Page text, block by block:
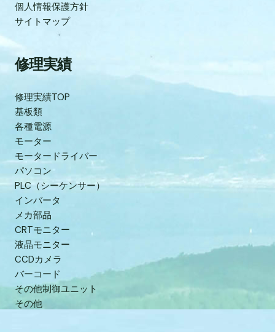
個人情報保護方針
サイトマップ
修理実績
修理実績TOP
基板類
各種電源
モーター
モータードライバー
パソコン
PLC（シーケンサー）
インバータ
メカ部品
CRTモニター
液晶モニター
CCDカメラ
バーコード
その他制御ユニット
その他